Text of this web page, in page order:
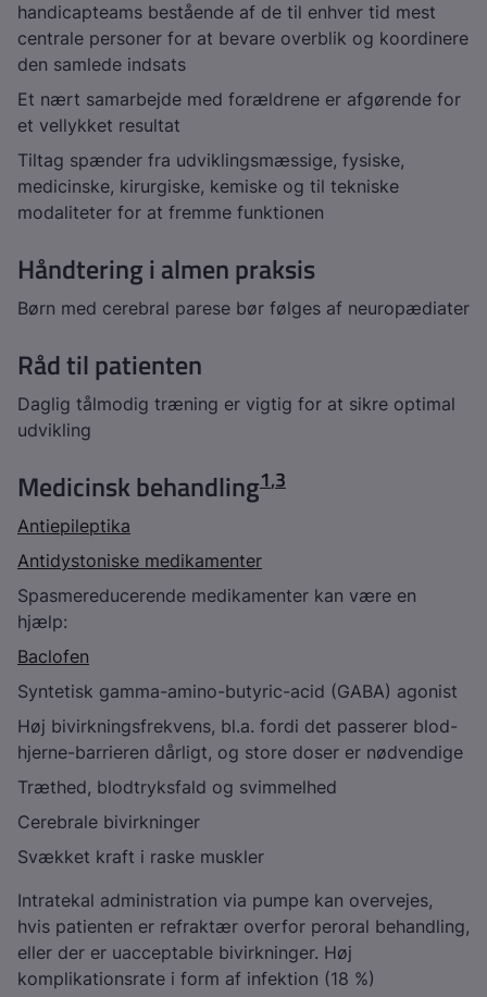
handicapteams bestående af de til enhver tid mest
centrale personer for at bevare overblik og koordinere
den samlede indsats
Et nært samarbejde med forældrene er afgørende for
et vellykket resultat
Tiltag spænder fra udviklingsmæssige, fysiske,
medicinske, kirurgiske, kemiske og til tekniske
modaliteter for at fremme funktionen
Håndtering i almen praksis
Børn med cerebral parese bør følges af neuropædiater
Råd til patienten
Daglig tålmodig træning er vigtig for at sikre optimal
udvikling
Medicinsk behandling1,3
Antiepileptika
Antidystoniske medikamenter
Spasmereducerende medikamenter kan være en
hjælp:
Baclofen
Syntetisk gamma-amino-butyric-acid (GABA) agonist
Høj bivirkningsfrekvens, bl.a. fordi det passerer blod-
hjerne-barrieren dårligt, og store doser er nødvendige
Træthed, blodtryksfald og svimmelhed
Cerebrale bivirkninger
Svækket kraft i raske muskler
Intratekal administration via pumpe kan overvejes,
hvis patienten er refraktær overfor peroral behandling,
eller der er uacceptable bivirkninger. Høj
komplikationsrate i form af infektion (18 %)